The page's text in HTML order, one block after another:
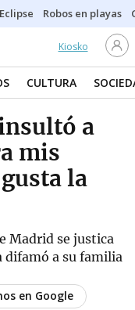
Eclipse Robos en playas
Kiosko
CULTURA
a
mis
la
Madrid se justica
difamó a su familia
en Google